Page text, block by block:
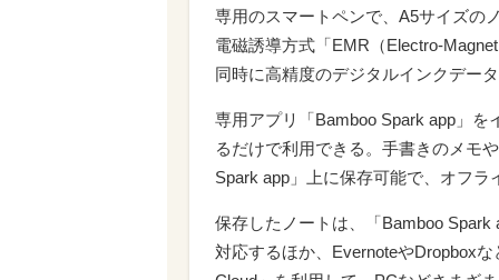
専用のスマートペンで、A5サイズの
電磁誘導方式「EMR（Electro-
同時に高精度のデジタルインクデー
専用アプリ「Bamboo Spark app」
るだけで利用できる。手書きのメモ
Spark app」上に保存可能で、オフ
保存したノートは、「Bamboo
対応するほか、EvernoteやDropbox